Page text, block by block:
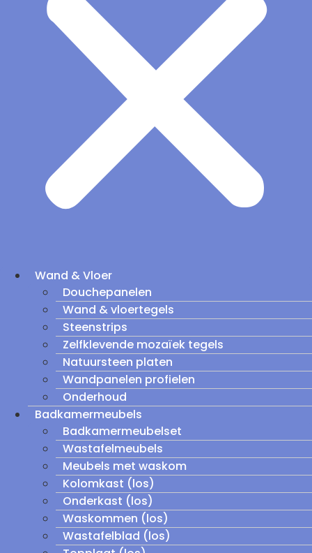
Wand & Vloer
Douchepanelen
Wand & vloertegels
Steenstrips
Zelfklevende mozaïek tegels
Natuursteen platen
Wandpanelen profielen
Onderhoud
Badkamermeubels
Badkamermeubelset
Wastafelmeubels
Meubels met waskom
Kolomkast (los)
Onderkast (los)
Waskommen (los)
Wastafelblad (los)